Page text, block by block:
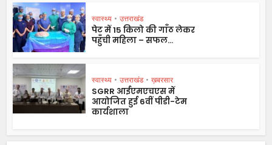
स्वास्थ्य • उत्तराखंड
पेट में 15 किलो की गाँठ लेकर
पहुँची महिला – सफल...
स्वास्थ्य • उत्तराखंड • ख़बरसार
SGRR आईएमएचएस में
आयोजित हुई 6वीं पीडी-टेम
कार्यशाला